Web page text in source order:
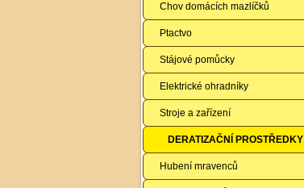
Chov domácích mazlíčků
Ptactvo
Stájové pomůcky
Elektrické ohradníky
Stroje a zařízení
DERATIZAČNÍ PROSTŘEDKY
Hubení mravenců